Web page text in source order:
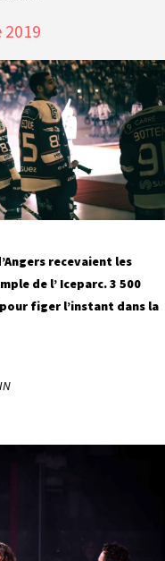
2019
recevaient les
de l’ Iceparc. 3 500
figer l’instant dans la